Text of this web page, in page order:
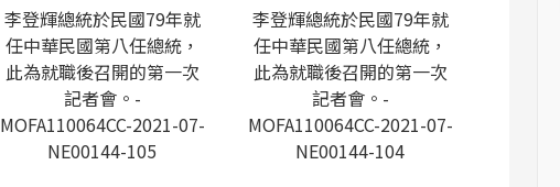
李登輝總統於民國79年就
任中華民國第八任總統，
此為就職後召開的第一次
記者會。-
MOFA110064CC-2021-07-
NE00144-105
李登輝總統於民國79年就
任中華民國第八任總統，
此為就職後召開的第一次
記者會。-
MOFA110064CC-2021-07-
NE00144-104